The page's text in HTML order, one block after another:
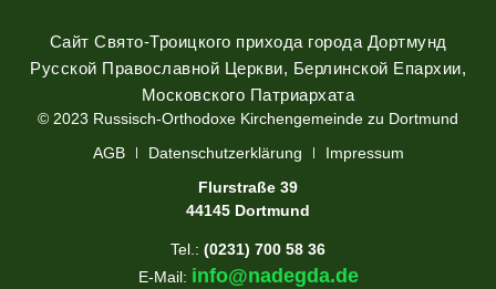
Сайт Свято-Троицкого прихода города Дортмунд
Русской Православной Церкви, Берлинской Епархии,
Московского Патриархата
© 2023 Russisch-Orthodoxe Kirchengemeinde zu Dortmund
АGB
Datenschutzerklärung
Impressum
Flurstraße 39
44145 Dortmund
Tel.: (0231) 700 58 36
E-Mail: info@nadegda.de